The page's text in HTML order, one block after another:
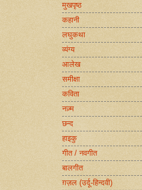
मुखपृष्ठ
कहानी
लघुकथा
व्यंग्य
आलेख
समीक्षा
कविता
नज़्म
छन्द
हाइकु
गीत / नवगीत
बालगीत
ग़ज़ल (उर्दू-हिन्दवी)